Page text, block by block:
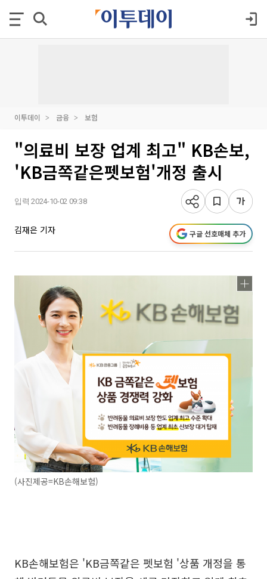
이투데이 금융 보험
"의료비 보장 업계 최고" KB손보,
'KB금쪽같은펫보험'개정 출시
입력 2024-10-02 09:38
김재은 기자 구글 선호매체 추가
(사진제공=KB손해보험)
KB손해보험은 'KB금쪽같은 펫보험 '상품 개정을 통